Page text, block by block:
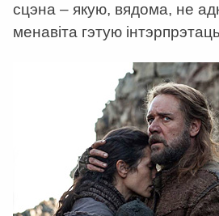
сцэна – якую, вядома, не
менавіта гэтую